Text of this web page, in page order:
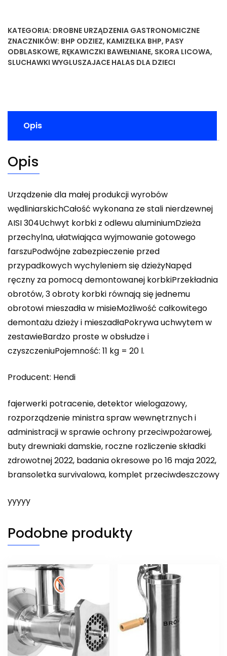
KATEGORIA: DROBNE URZĄDZENIA GASTRONOMICZNE
ZNACZNIKÓW: BHP ODZIEZ, KAMIZELKA BHP, PASY
ODBLASKOWE, RĘKAWICZKI BAWEŁNIANE, SKORA LICOWA,
SLUCHAWKI WYGLUSZAJACE HALAS DLA DZIECI
Opis
Opis
Urządzenie dla małej produkcji wyrobów
wędliniarskichCałość wykonana ze stali nierdzewnej
AISI 304Uchwyt korbki z odlewu aluminiumDzieża
przechylna, ułatwiająca wyjmowanie gotowego
farszuPodwójne zabezpieczenie przed
przypadkowych wychyleniem się dzieżyNapęd
ręczny za pomocą demontowanej korbkiPrzekładnia
obrotów, 3 obroty korbki równają się jednemu
obrotowi mieszadła w misieMożliwość całkowitego
demontażu dzieży i mieszadłaPokrywa uchwytem w
zestawieBardzo proste w obsłudze i
czyszczeniuPojemność: 11 kg = 20 l.
Producent: Hendi
fajerwerki potracenie, detektor wielogazowy,
rozporządzenie ministra spraw wewnętrznych i
administracji w sprawie ochrony przeciwpożarowej,
buty drewniaki damskie, roczne rozliczenie składki
zdrowotnej 2022, badania okresowe po 16 maja 2022,
bransoletka survivalowa, komplet przeciwdeszczowy
yyyyy
Podobne produkty